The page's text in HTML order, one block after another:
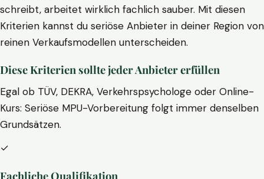
schreibt, arbeitet wirklich fachlich sauber. Mit diesen
Kriterien kannst du seriöse Anbieter in deiner Region von
reinen Verkaufsmodellen unterscheiden.
Diese Kriterien sollte jeder Anbieter erfüllen
Egal ob TÜV, DEKRA, Verkehrspsychologe oder Online-
Kurs: Seriöse MPU-Vorbereitung folgt immer denselben
Grundsätzen.
✓
Fachliche Qualifikation